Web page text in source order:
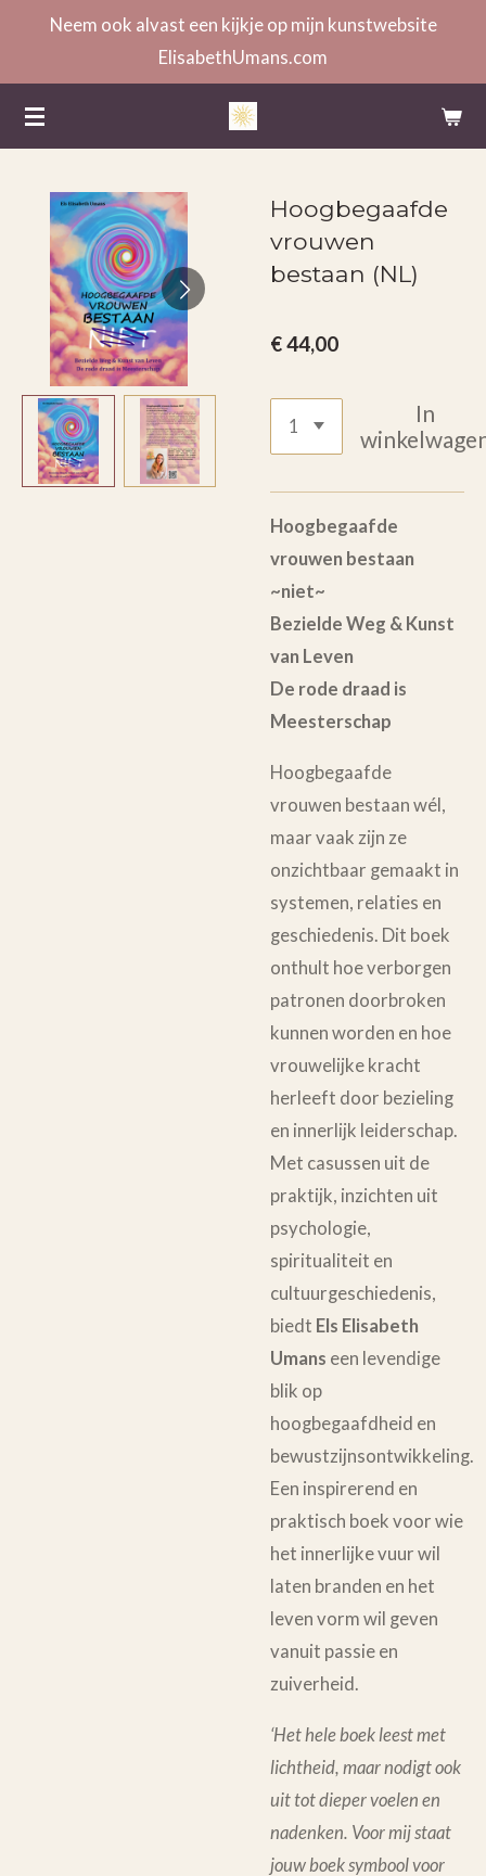
naar
de
hoofdinhoud
Neem ook alvast een kijkje op mijn kunstwebsite
ElisabethUmans.com
Hoogbegaafde
vrouwen
bestaan (NL)
€ 44,00
In
Hoogbegaafde
vrouwen bestaan
~niet~
Bezielde Weg & Kunst
van Leven
De rode draad is
Meesterschap
Hoogbegaafde
vrouwen bestaan wél,
maar vaak zijn ze
onzichtbaar gemaakt in
systemen, relaties en
geschiedenis. Dit boek
onthult hoe verborgen
patronen doorbroken
kunnen worden en hoe
vrouwelijke kracht
herleeft door bezieling
en innerlijk leiderschap.
Met casussen uit de
praktijk, inzichten uit
psychologie,
spiritualiteit en
cultuurgeschiedenis,
biedt Els Elisabeth
Umans een levendige
blik op
hoogbegaafdheid en
bewustzijnsontwikkeling.
Een inspirerend en
praktisch boek voor wie
het innerlijke vuur wil
laten branden en het
leven vorm wil geven
vanuit passie en
zuiverheid.
‘Het hele boek leest met
lichtheid, maar nodigt ook
uit tot dieper voelen en
nadenken. Voor mij staat
jouw boek symbool voor